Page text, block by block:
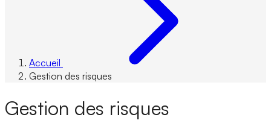
Accueil
Gestion des risques
Gestion des risques